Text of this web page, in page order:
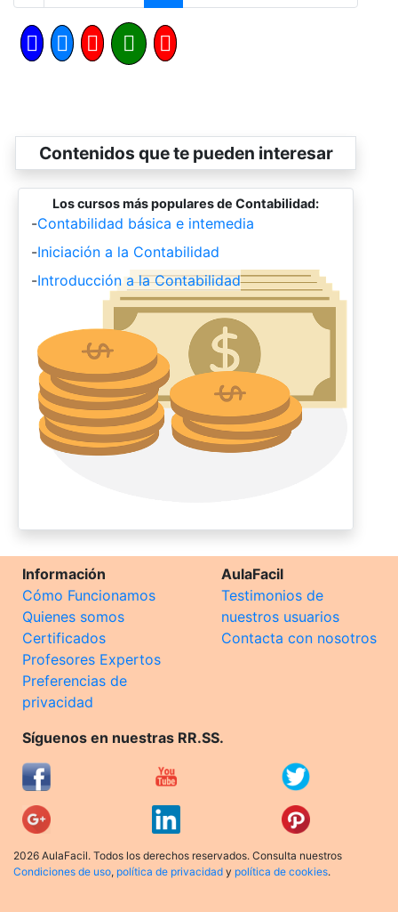
Contenidos que te pueden interesar
Los cursos más populares de Contabilidad:
-Contabilidad básica e intemedia
-Iniciación a la Contabilidad
-Introducción a la Contabilidad
Información
Cómo Funcionamos
Quienes somos
Certificados
Profesores Expertos
Preferencias de
privacidad
AulaFacil
Testimonios de
nuestros usuarios
Contacta con nosotros
Síguenos en nuestras RR.SS.
2026 AulaFacil. Todos los derechos reservados. Consulta nuestros
Condiciones de uso, política de privacidad y política de cookies.